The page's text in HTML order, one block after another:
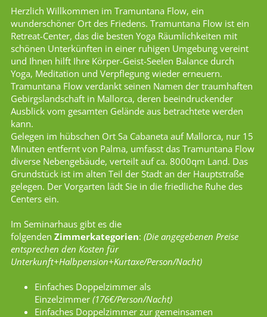
Herzlich Willkommen im Tramuntana Flow, ein
wunderschöner Ort des Friedens. Tramuntana Flow ist ein
Retreat-Center, das die besten Yoga Räumlichkeiten mit
schönen Unterkünften in einer ruhigen Umgebung vereint
und Ihnen hilft Ihre Körper-Geist-Seelen Balance durch
Yoga, Meditation und Verpflegung wieder erneuern.
Tramuntana Flow verdankt seinen Namen der traumhaften
Gebirgslandschaft in Mallorca, deren beeindruckender
Ausblick vom gesamten Gelände aus betrachtete werden
kann.
Gelegen im hübschen Ort Sa Cabaneta auf Mallorca, nur 15
Minuten entfernt von Palma, umfasst das Tramuntana Flow
diverse Nebengebäude, verteilt auf ca. 8000qm Land. Das
Grundstück ist im alten Teil der Stadt an der Hauptstraße
gelegen. Der Vorgarten lädt Sie in die friedliche Ruhe des
Centers ein.
Im Seminarhaus gibt es die
folgenden Zimmerkategorien: (Die angegebenen Preise
entsprechen den Kosten für
Unterkunft+Halbpension+Kurtaxe/Person/Nacht)
Einfaches Doppelzimmer als
Einzelzimmer (176€/Person/Nacht)
Einfaches Doppelzimmer zur gemeinsamen